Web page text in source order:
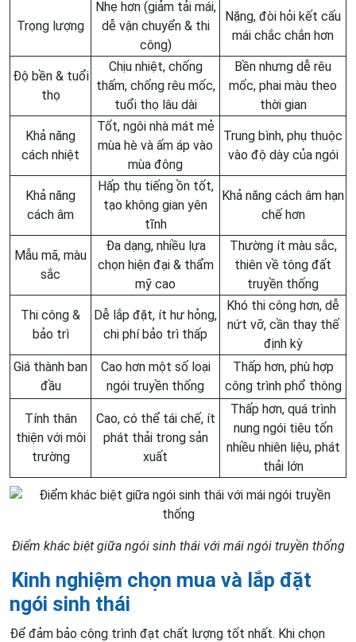
Trọng lượng
Nhẹ hơn (giảm tải mái,
dễ vận chuyển & thi
công)
Nặng, đòi hỏi kết cấu
mái chắc chắn hơn
Độ bền & tuổi
thọ
Chịu nhiệt, chống
thấm, chống rêu mốc,
tuổi thọ lâu dài
Bền nhưng dễ rêu
mốc, phai màu theo
thời gian
Khả năng
cách nhiệt
Tốt, ngôi nhà mát mẻ
mùa hè và ấm áp vào
mùa đông
Trung bình, phụ thuộc
vào độ dày của ngói
Khả năng
cách âm
Hấp thụ tiếng ồn tốt,
tạo không gian yên
tĩnh
Khả năng cách âm hạn
chế hơn
Mẫu mã, màu
sắc
Đa dạng, nhiều lựa
chọn hiện đại & thẩm
mỹ cao
Thường ít màu sắc,
thiên về tông đất
truyền thống
Thi công &
bảo trì
Dễ lắp đặt, ít hư hỏng,
chi phí bảo trì thấp
Khó thi công hơn, dễ
nứt vỡ, cần thay thế
định kỳ
Giá thành ban
đầu
Cao hơn một số loại
ngói truyền thống
Thấp hơn, phù hợp
công trình phổ thông
Tính thân
thiện với môi
trường
Cao, có thể tái chế, ít
phát thải trong sản
xuất
Thấp hơn, quá trình
nung ngói tiêu tốn
nhiều nhiên liệu, phát
thải lớn
Điểm khác biệt giữa ngói sinh thái với mái ngói truyền thống
Kinh nghiệm chọn mua và lắp đặt
ngói sinh thái
Để đảm bảo công trình đạt chất lượng tốt nhất. Khi chọn